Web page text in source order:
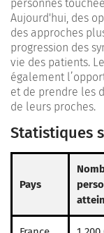
personnes
Aujourd'hui, des
des approches
progression des
vie des patients.
également
et de prendre les
de leurs proches.
Statistiques
Pays